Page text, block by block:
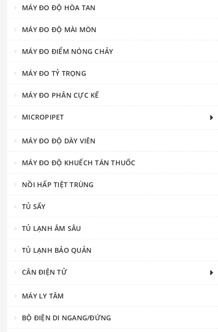
MÁY ĐO ĐỘ HÒA TAN
MÁY ĐO ĐỘ MÀI MÒN
MÁY ĐO ĐIỂM NÓNG CHẢY
MÁY ĐO TỶ TRỌNG
MÁY ĐO PHÂN CỰC KẾ
MICROPIPET
MÁY ĐO ĐỘ DÀY VIÊN
MÁY ĐO ĐỘ KHUẾCH TÁN THUỐC
NỒI HẤP TIỆT TRÙNG
TỦ SẤY
TỦ LẠNH ÂM SÂU
TỦ LẠNH BẢO QUẢN
CÂN ĐIỆN TỬ
MÁY LY TÂM
BỘ ĐIỆN DI NGANG/ĐỨNG